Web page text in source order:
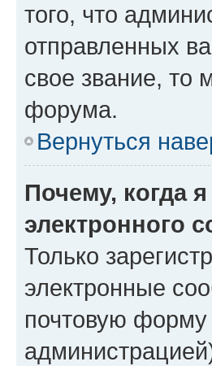
того, что
отправленных
свое звание, то
форума.
Вернуться
Почему, когда
электронного
Только
электронные
почтовую